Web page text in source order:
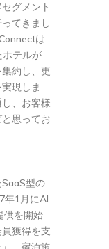
グメント
てきまし
は
ホテルが
約し、更
現しま
、お客様
思ってお
型の
年1月にAI
供を開始
獲得を支